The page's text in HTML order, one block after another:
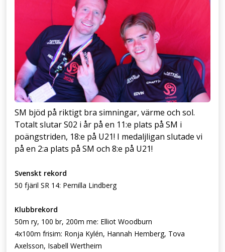
SM bjöd på riktigt bra simningar, värme och sol.
Totalt slutar S02 i år på en 11:e plats på SM i
poängstriden, 18:e på U21! I medaljligan slutade vi
på en 2:a plats på SM och 8:e på U21!
Svenskt rekord
50 fjäril SR 14: Pernilla Lindberg
Klubbrekord
50m ry, 100 br, 200m me: Elliot Woodburn
4x100m frisim: Ronja Kylén, Hannah Hemberg, Tova
Axelsson, Isabell Wertheim